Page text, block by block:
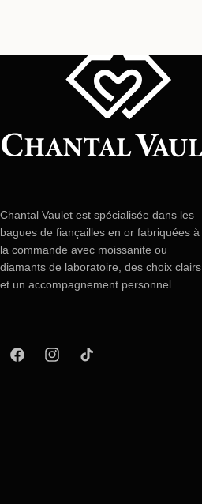
Chantal Vaulet est spécialisée dans les
bagues de fiançailles en or fabriquées à
la commande avec moissanite ou
diamants de laboratoire, des choix clairs
et un accompagnement personnel.